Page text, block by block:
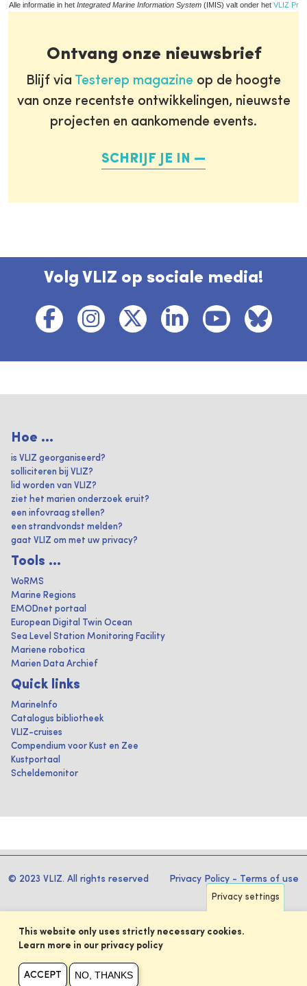
Alle informatie in het Integrated Marine Information System (IMIS) valt onder het VLIZ
Ontvang onze nieuwsbrief
Blijf via Testerep magazine op de hoogte
van onze recentste ontwikkelingen, nieuwste
projecten en aankomende events.
SCHRIJF JE IN
Volg VLIZ op sociale media!
Hoe ...
is VLIZ georganiseerd?
solliciteren bij VLIZ?
lid worden van VLIZ?
ziet het marien onderzoek eruit?
een infovraag stellen?
een strandvondst melden?
gaat VLIZ om met uw privacy?
Tools ...
WoRMS
Marine Regions
EMODnet portaal
European Digital Twin Ocean
Sea Level Station Monitoring Facility
Mariene robotica
Marien Data Archief
Quick links
MarineInfo
Catalogus bibliotheek
VLIZ-cruises
Compendium voor Kust en Zee
Kustportaal
Scheldemonitor
© 2023 VLIZ. All rights reserved Privacy Policy - Terms of use
Privacy settings
This website only uses strictly necessary cookies.
Learn more in our privacy policy
ACCEPT NO, THANKS